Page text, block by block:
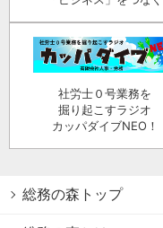
社労士０号業務を
掘り起こすラジオ
カッパダイブNEO！
総務の森トップ